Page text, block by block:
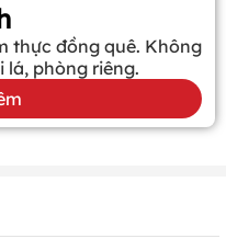
thực đồng quê. Không
lá, phòng riêng.